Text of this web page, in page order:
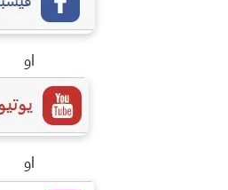
او
او